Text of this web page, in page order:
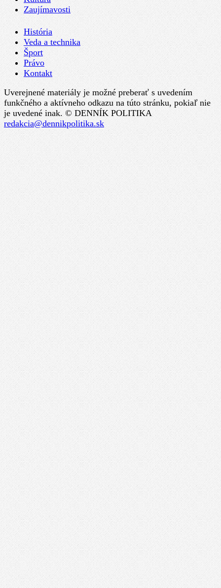
Zaujímavosti
História
Veda a technika
Šport
Právo
Kontakt
Uverejnené materiály je možné preberať s uvedením
funkčného a aktívneho odkazu na túto stránku, pokiaľ nie
je uvedené inak. © DENNÍK POLITIKA
redakcia@dennikpolitika.sk